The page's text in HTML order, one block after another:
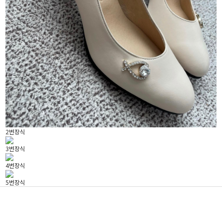
2번장식
3번장식
4번장식
5번장식